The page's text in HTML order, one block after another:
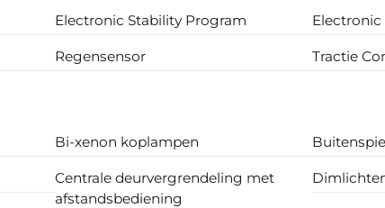
Electronic Stability Program Electronic
Regensensor Tractie
Bi-xenon koplampen
Centrale deurvergrendeling met
afstandsbediening